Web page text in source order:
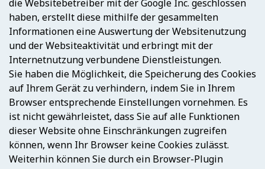
die Websitebetreiber mit der Google Inc. geschlossen
haben, erstellt diese mithilfe der gesammelten
Informationen eine Auswertung der Websitenutzung
und der Websiteaktivität und erbringt mit der
Internetnutzung verbundene Dienstleistungen.
Sie haben die Möglichkeit, die Speicherung des Cookies
auf Ihrem Gerät zu verhindern, indem Sie in Ihrem
Browser entsprechende Einstellungen vornehmen. Es
ist nicht gewährleistet, dass Sie auf alle Funktionen
dieser Website ohne Einschränkungen zugreifen
können, wenn Ihr Browser keine Cookies zulässt.
Weiterhin können Sie durch ein Browser-Plugin